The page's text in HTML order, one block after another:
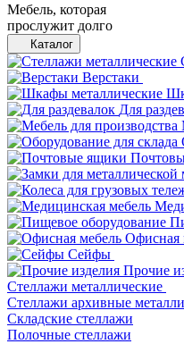
Мебель, которая
прослужит долго
Каталог
Верстаки
Для
Офисная
Сейфы
Прочие
Стеллажи металлические
Cтеллажи архивные
Складские стеллажи
Полочные стеллажи